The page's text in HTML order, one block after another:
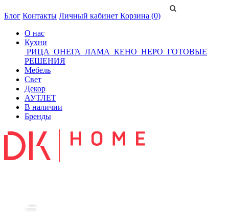
Блог Контакты Личный кабинет Корзина (0)
О нас
Кухни
РИЦА ОНЕГА ЛАМА КЕНО НЕРО ГОТОВЫЕ
РЕШЕНИЯ
Мебель
Свет
Декор
АУТЛЕТ
В наличии
Бренды